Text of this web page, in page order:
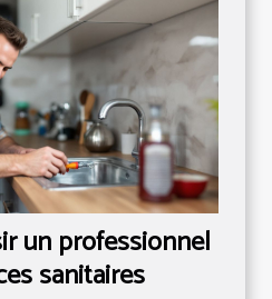
un professionnel
sanitaires